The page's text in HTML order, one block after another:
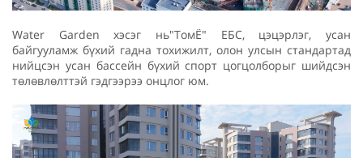
Water Garden хэсэг нь"ТомЁ" ЕБС, цэцэрлэг, усан
байгууламж бүхий гадна тохижилт, олон улсын стандартад
нийцсэн усан бассейн бүхий спорт цогцолборыг шийдсэн
төлөвлөлттэй гэдгээрээ онцлог юм.